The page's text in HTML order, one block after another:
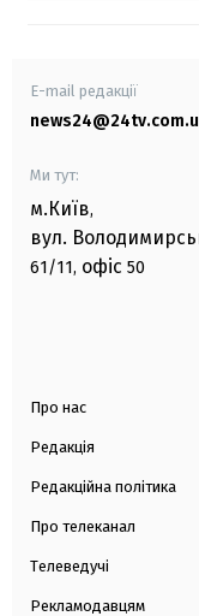
E-mail редакції
Ми тут:
м.Київ,
вул.
61/11, офіс 50
Про нас
Редакція
Редакційна політика
Про телеканал
Телеведучі
Рекламодавцям